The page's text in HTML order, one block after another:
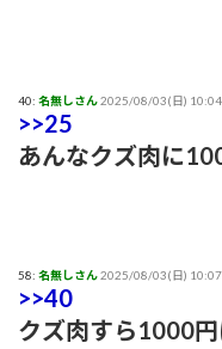
40: 名無しさん2025/08/03(日)
>>25
あんなクズ肉に
58: 名無しさん2025/08/03(日)
>>40
クズ肉すら1000